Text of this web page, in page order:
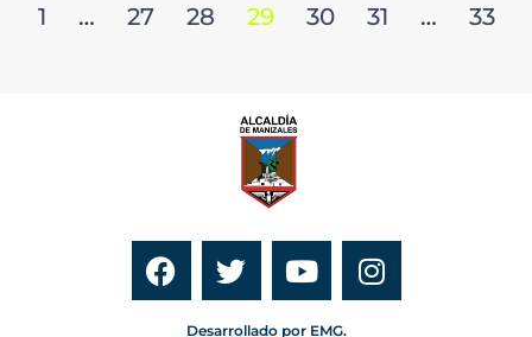
1 … 27 28 29 30 31 … 33
Desarrollado por EMG.